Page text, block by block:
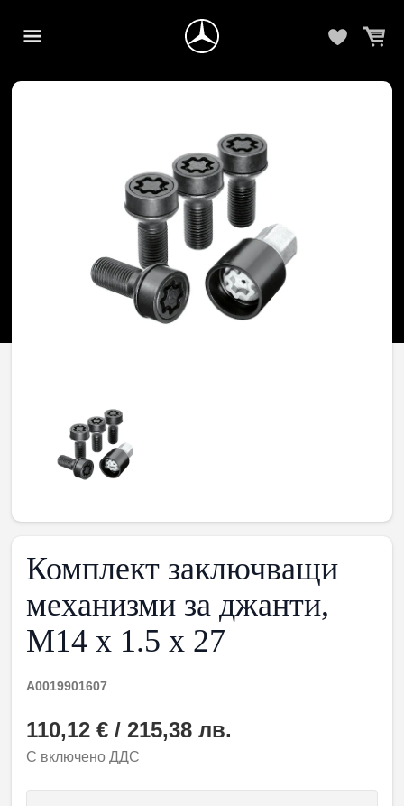
Комплект заключващи
механизми за джанти,
M14 x 1.5 x 27
A0019901607
110,12 € / 215,38 лв.
С включено ДДС